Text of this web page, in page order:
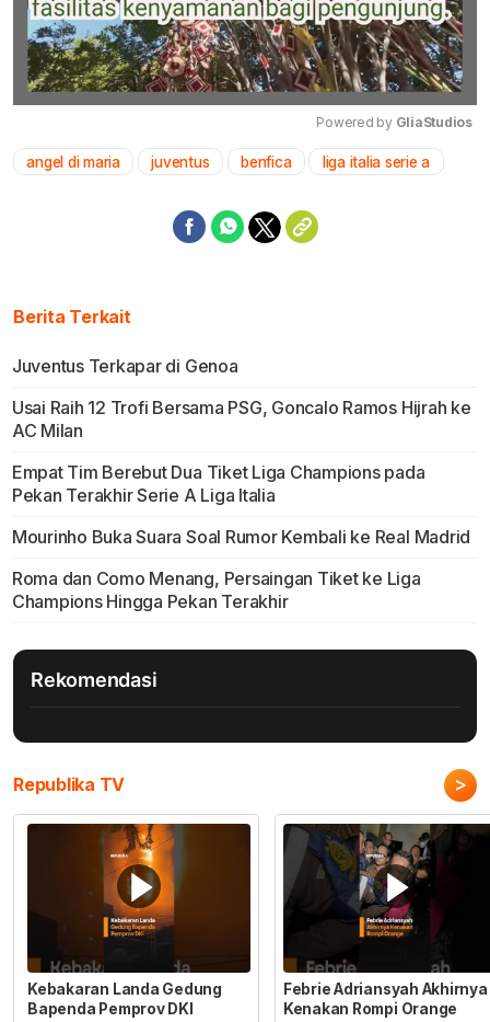
Mute
Powered by GliaStudios
angel di maria juventus benfica liga italia serie a
Berita Terkait
Juventus Terkapar di Genoa
Usai Raih 12 Trofi Bersama PSG, Goncalo Ramos Hijrah ke
AC Milan
Empat Tim Berebut Dua Tiket Liga Champions pada
Pekan Terakhir Serie A Liga Italia
Mourinho Buka Suara Soal Rumor Kembali ke Real Madrid
Roma dan Como Menang, Persaingan Tiket ke Liga
Champions Hingga Pekan Terakhir
Rekomendasi
Republika TV >
Kebakaran Landa Gedung
Bapenda Pemprov DKI
Febrie Adriansyah Akhirnya
Kenakan Rompi Orange